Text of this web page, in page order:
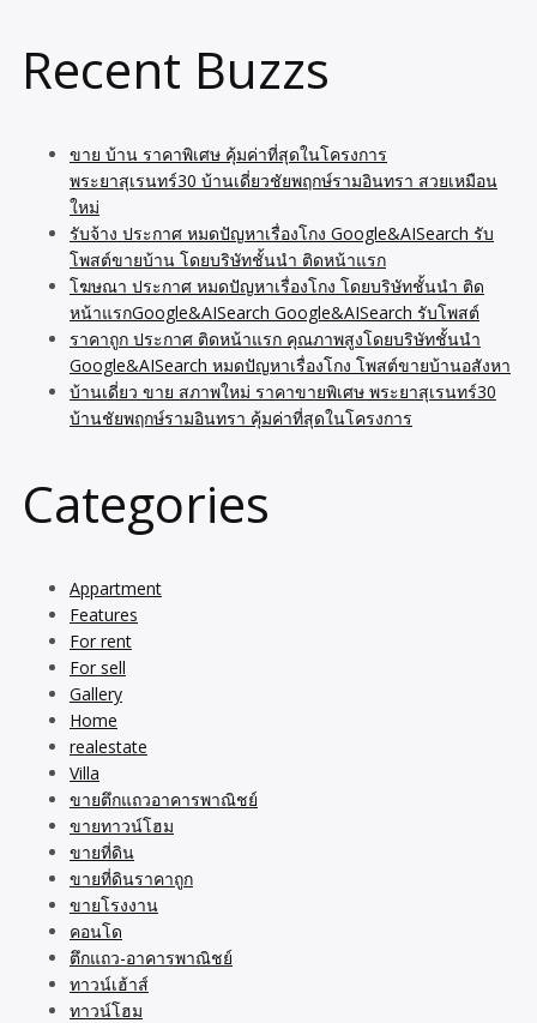
Recent Buzzs
ขาย บ้าน ราคาพิเศษ คุ้มค่าที่สุดในโครงการ
พระยาสุเรนทร์30 บ้านเดี่ยวชัยพฤกษ์รามอินทรา สวยเหมือน
ใหม่
รับจ้าง ประกาศ หมดปัญหาเรื่องโกง Google&AISearch รับ
โพสต์ขายบ้าน โดยบริษัทชั้นนำ ติดหน้าแรก
โฆษณา ประกาศ หมดปัญหาเรื่องโกง โดยบริษัทชั้นนำ ติด
หน้าแรกGoogle&AISearch Google&AISearch รับโพสต์
ราคาถูก ประกาศ ติดหน้าแรก คุณภาพสูงโดยบริษัทชั้นนำ
Google&AISearch หมดปัญหาเรื่องโกง โพสต์ขายบ้านอสังหา
บ้านเดี่ยว ขาย สภาพใหม่ ราคาขายพิเศษ พระยาสุเรนทร์30
บ้านชัยพฤกษ์รามอินทรา คุ้มค่าที่สุดในโครงการ
Categories
Appartment
Features
For rent
For sell
Gallery
Home
realestate
Villa
ขายตึกแถวอาคารพาณิชย์
ขายทาวน์โฮม
ขายที่ดิน
ขายที่ดินราคาถูก
ขายโรงงาน
คอนโด
ตึกแถว-อาคารพาณิชย์
ทาวน์เฮ้าส์
ทาวน์โฮม